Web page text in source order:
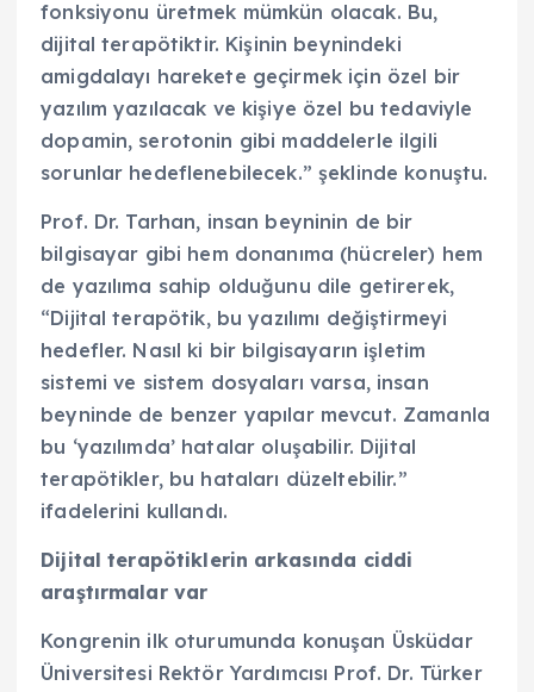
fonksiyonu üretmek mümkün olacak. Bu,
dijital terapötiktir. Kişinin beynindeki
amigdalayı harekete geçirmek için özel bir
yazılım yazılacak ve kişiye özel bu tedaviyle
dopamin, serotonin gibi maddelerle ilgili
sorunlar hedeflenebilecek.” şeklinde konuştu.
Prof. Dr. Tarhan, insan beyninin de bir
bilgisayar gibi hem donanıma (hücreler) hem
de yazılıma sahip olduğunu dile getirerek,
“Dijital terapötik, bu yazılımı değiştirmeyi
hedefler. Nasıl ki bir bilgisayarın işletim
sistemi ve sistem dosyaları varsa, insan
beyninde de benzer yapılar mevcut. Zamanla
bu ‘yazılımda’ hatalar oluşabilir. Dijital
terapötikler, bu hataları düzeltebilir.”
ifadelerini kullandı.
Dijital terapötiklerin arkasında ciddi
araştırmalar var
Kongrenin ilk oturumunda konuşan Üsküdar
Üniversitesi Rektör Yardımcısı Prof. Dr. Türker